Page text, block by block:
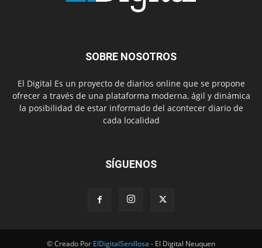
SOBRE NOSOTROS
El Digital Es un proyecto de diarios online que se propone
ofrecer a través de una plataforma moderna, ágil y dinámica
la posibilidad de estar informado del acontecer diario de
cada localidad
SÍGUENOS
© Creado Por ElDigitalSenillosa - El Digital Neuquen